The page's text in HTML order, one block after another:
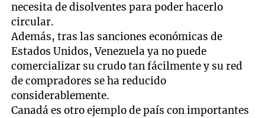
necesita de disolventes para poder hacerlo
circular.
Además, tras las sanciones económicas de
Estados Unidos, Venezuela ya no puede
comercializar su crudo tan fácilmente y su red
de compradores se ha reducido
considerablemente.
Canadá es otro ejemplo de país con importantes